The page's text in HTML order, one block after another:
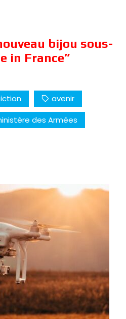
bijou sous-
in France”
avenir
des Armées